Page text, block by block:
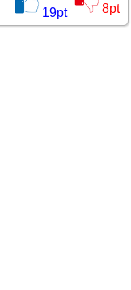
19pt 8pt